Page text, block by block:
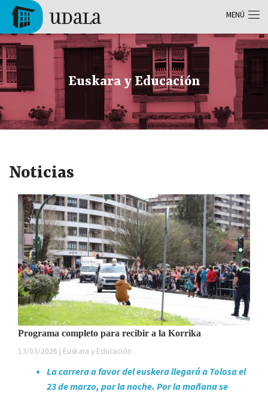
Pasar al contenido principal
Tolosa
Euskara y Educación
Noticias
Programa completo para recibir a la Korrika
13/03/2026 | Euskara y Educación
La carrera a favor del euskera llegará a Tolosa el
23 de marzo, por la noche. Por la mañana se
MENÚ